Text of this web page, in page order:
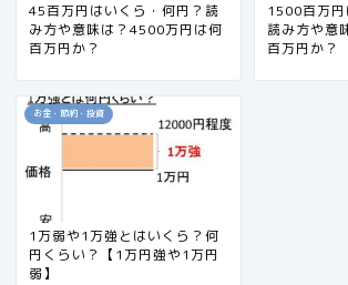
45百万円はいくら・何円？読
み方や意味は？4500万円は何
百万円か？
1500百万円
読み方や意
百万円か？
お金・節約・投資
1万弱や1万強とはいくら？何
円くらい？【1万円強や1万円
弱】